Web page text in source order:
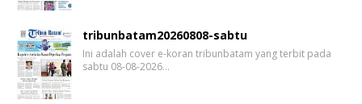
tribunbatam20260808-sabtu
Ini adalah cover e-koran tribunbatam yang terbit pada
sabtu 08-08-2026…